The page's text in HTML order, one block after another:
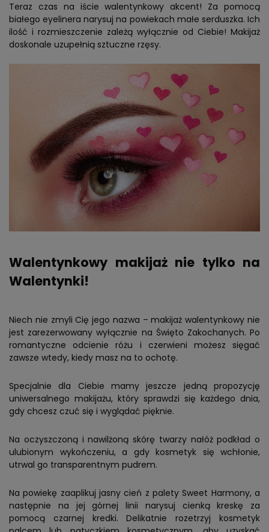
Teraz czas na iście walentynkowy akcent! Za pomocą
białego eyelinera narysuj na powiekach małe serduszka. Ich
ilość i rozmieszczenie zależą wyłącznie od Ciebie! Makijaż
doskonale uzupełnią sztuczne rzęsy.
Walentynkowy makijaż nie tylko na
Walentynki!
Niech nie zmyli Cię jego nazwa – makijaż walentynkowy nie
jest zarezerwowany wyłącznie na Święto Zakochanych. Po
romantyczne odcienie różu i czerwieni możesz sięgać
zawsze wtedy, kiedy masz na to ochotę.
Specjalnie dla Ciebie mamy jeszcze jedną propozycję
uniwersalnego makijażu, który sprawdzi się każdego dnia,
gdy chcesz czuć się i wyglądać pięknie.
Na oczyszczoną i nawilżoną skórę twarzy nałóż podkład o
ulubionym wykończeniu, a gdy kosmetyk się wchłonie,
utrwal go transparentnym pudrem.
Na powiekę zaaplikuj jasny cień z palety Sweet Harmony, a
następnie na jej górnej linii narysuj cienką kreskę za
pomocą czarnej kredki. Delikatnie rozetrzyj kosmetyk